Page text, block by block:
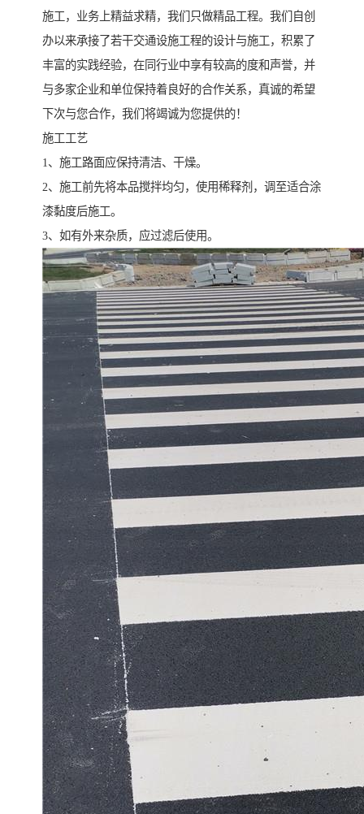
施工，业务上精益求精，我们只做精品工程。我们自创
办以来承接了若干交通设施工程的设计与施工，积累了
丰富的实践经验，在同行业中享有较高的度和声誉，并
与多家企业和单位保持着良好的合作关系，真诚的希望
下次与您合作，我们将竭诚为您提供的！
施工工艺
1、施工路面应保持清洁、干燥。
2、施工前先将本品搅拌均匀，使用稀释剂，调至适合涂
漆黏度后施工。
3、如有外来杂质，应过滤后使用。